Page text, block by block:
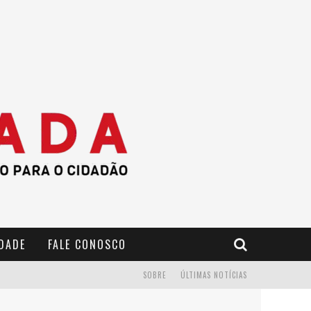
FALE CONOSCO
ÚLTIMAS NOTÍCIAS
SOBRE